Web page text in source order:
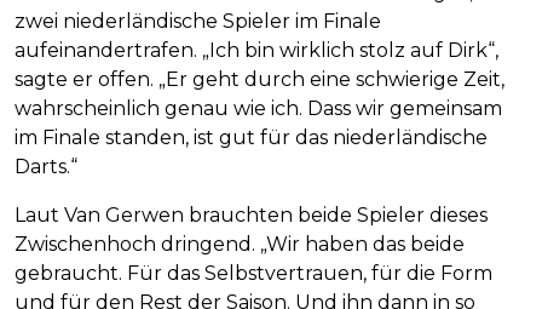
zwei niederländische Spieler im Finale
aufeinandertrafen. „Ich bin wirklich stolz auf Dirk“,
sagte er offen. „Er geht durch eine schwierige Zeit,
wahrscheinlich genau wie ich. Dass wir gemeinsam
im Finale standen, ist gut für das niederländische
Darts.“
Laut Van Gerwen brauchten beide Spieler dieses
Zwischenhoch dringend. „Wir haben das beide
gebraucht. Für das Selbstvertrauen, für die Form
und für den Rest der Saison. Und ihn dann in so